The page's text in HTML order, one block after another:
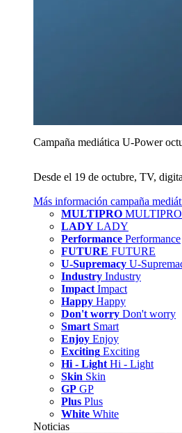
Campaña mediática U‑Power
Desde el 19 de octubre, TV,
Más información campaña
MULTIPRO MULTIPRO
LADY LADY
Performance Performance
FUTURE FUTURE
U-Supremacy U-
Industry Industry
Impact Impact
Happy Happy
Don't worry Don't worry
Smart Smart
Enjoy Enjoy
Exciting Exciting
Hi - Light Hi - Light
Skin Skin
GP GP
Plus Plus
White White
Noticias